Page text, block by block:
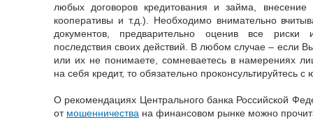
любых договоров кредитования и займа,
кооперативы и т.д.). Необходимо внимательно
документов, предварительно оценив все риски
последствия своих действий. В любом случае – если
или их не понимаете, сомневаетесь в намерениях
на себя кредит, то обязательно проконсультируйтесь с
О рекомендациях Центрального банка Российской
от мошенничества на финансовом рынке можно